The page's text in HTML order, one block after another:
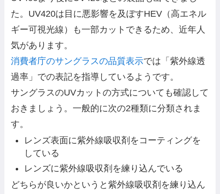
た。UV420は目に悪影響を及ぼすHEV（高エネル
ギー可視光線）も一部カットできるため、近年人
気があります。
消費者庁のサングラスの品質表示では「紫外線透
過率」での表記を指導しているようです。
サングラスのUVカットの方式についても確認して
おきましょう。一般的に次の2種類に分類されま
す。
レンズ表面に紫外線吸収剤をコーティングを
している
レンズに紫外線吸収剤を練り込んでいる
どちらが良いかというと紫外線吸収剤を練り込ん